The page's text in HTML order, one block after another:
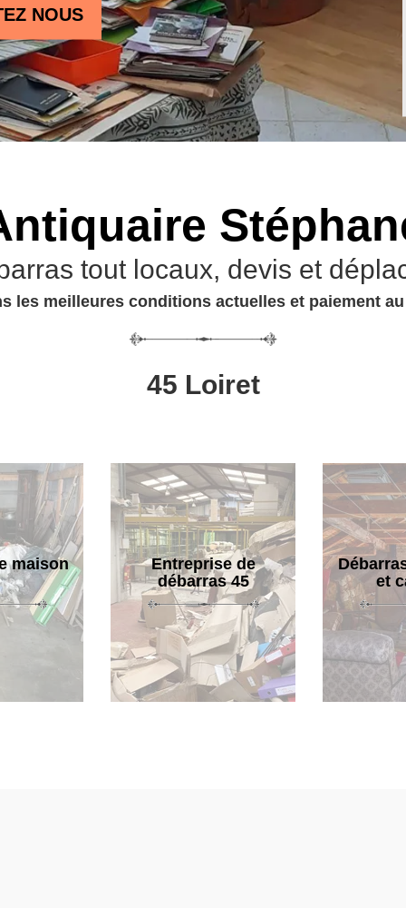
NOUS
tout locaux, devis et
les meilleures conditions actuelles et paiement
45 Loiret
maison
Entreprise de
débarras 45
et